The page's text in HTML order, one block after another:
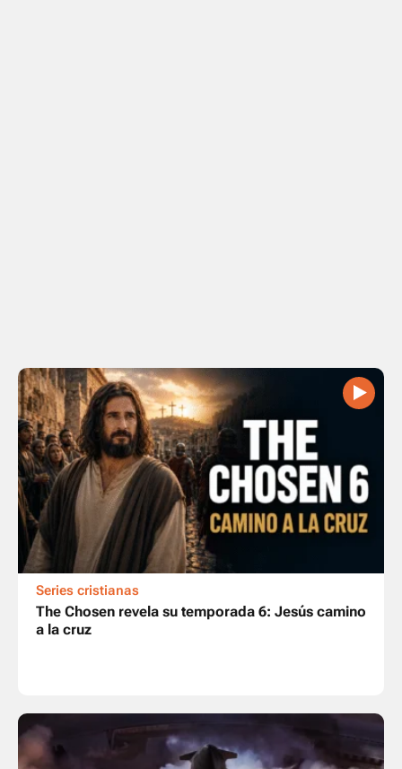
Series cristianas
The Chosen revela su temporada 6: Jesús camino
a la cruz